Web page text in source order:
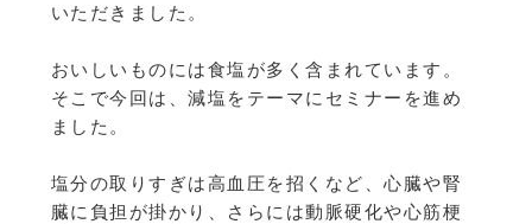
いただきました。
おいしいものには食塩が多く含まれています。
そこで今回は、減塩をテーマにセミナーを進め
ました。
塩分の取りすぎは高血圧を招くなど、心臓や腎
臓に負担が掛かり、さらには動脈硬化や心筋梗